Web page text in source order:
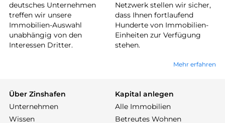
deutsches Unternehmen
treffen wir unsere
Immobilien-Auswahl
unabhängig von den
Interessen Dritter.
Netzwerk stellen wir sicher,
dass Ihnen fortlaufend
Hunderte von Immobilien-
Einheiten zur Verfügung
stehen.
Mehr erfahren
Über Zinshafen
Unternehmen
Wissen
Kapital anlegen
Alle Immobilien
Betreutes Wohnen